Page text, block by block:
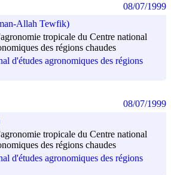
Allah Tewfik)
tropicale du Centre national
des régions chaudes
d'études agronomiques des régions
08/07/1999
tropicale du Centre national
des régions chaudes
d'études agronomiques des régions
08/07/1999